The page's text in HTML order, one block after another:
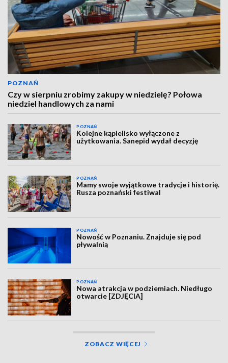
POZNAŃ
Czy w sierpniu zrobimy zakupy w niedzielę? Połowa
niedziel handlowych za nami
POZNAŃ
Kolejne kąpielisko wyłączone z
użytkowania. Sanepid wydał decyzję
POZNAŃ
Mamy swoje wyjątkowe tradycje i historię.
Rusza poznański festiwal
POZNAŃ
Nowość w Poznaniu. Znajduje się pod
pływalnią
POZNAŃ
Nowa atrakcja w podziemiach. Niedługo
otwarcie [ZDJĘCIA]
ZOBACZ WIĘCEJ